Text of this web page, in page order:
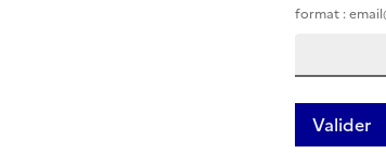
format :